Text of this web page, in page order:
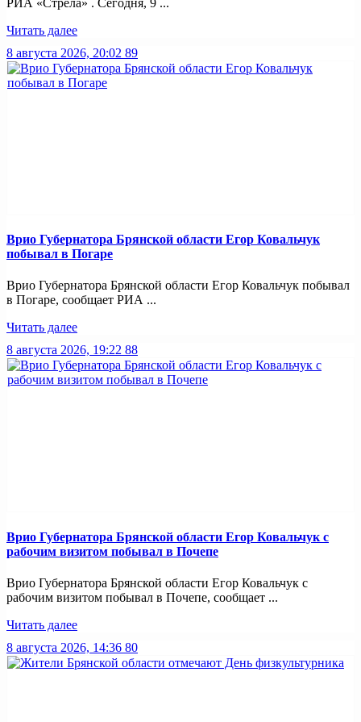
Читать далее
8 августа 2026, 20:02 89
Врио Губернатора Брянской области Егор Ковальчук
побывал в Погаре
Врио Губернатора Брянской области Егор Ковальчук побывал
в Погаре, сообщает РИА ...
Читать далее
8 августа 2026, 19:22 88
Врио Губернатора Брянской области Егор Ковальчук с
рабочим визитом побывал в Почепе
Врио Губернатора Брянской области Егор Ковальчук с
рабочим визитом побывал в Почепе, сообщает ...
Читать далее
8 августа 2026, 14:36 80